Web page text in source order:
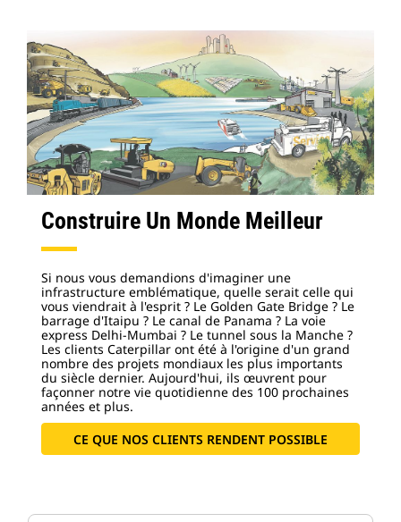
Construire Un Monde Meilleur
Si nous vous demandions d'imaginer une
infrastructure emblématique, quelle serait celle qui
vous viendrait à l'esprit ? Le Golden Gate Bridge ? Le
barrage d'Itaipu ? Le canal de Panama ? La voie
express Delhi-Mumbai ? Le tunnel sous la Manche ?
Les clients Caterpillar ont été à l'origine d'un grand
nombre des projets mondiaux les plus importants
du siècle dernier. Aujourd'hui, ils œuvrent pour
façonner notre vie quotidienne des 100 prochaines
années et plus.
CE QUE NOS CLIENTS RENDENT POSSIBLE